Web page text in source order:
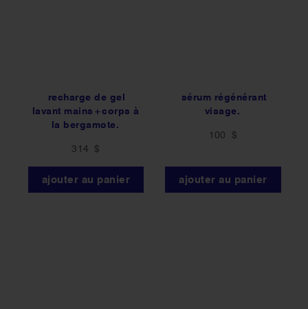
recharge de gel
lavant mains+corps à
la bergamote.
314 $
ajouter au panier
sérum régénérant
visage.
100 $
ajouter au panier